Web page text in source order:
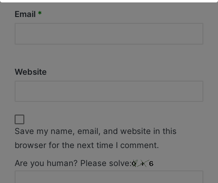
Email *
Website
Save my name, email, and website in this
browser for the next time I comment.
Are you human? Please solve: